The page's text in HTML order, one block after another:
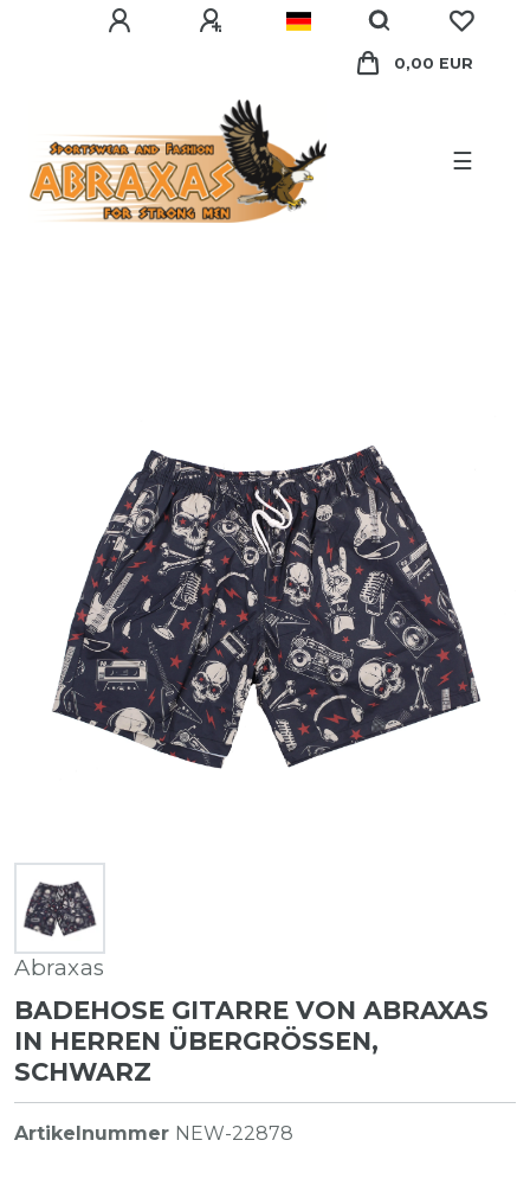
0,00 EUR
☰
Abraxas
BADEHOSE GITARRE VON ABRAXAS
IN HERREN ÜBERGRÖSSEN, S
CHWARZ
Artikelnummer NEW-22878